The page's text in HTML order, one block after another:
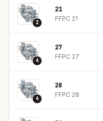
2
21
FFPC 21
4
27
FFPC 27
4
28
FFPC 28